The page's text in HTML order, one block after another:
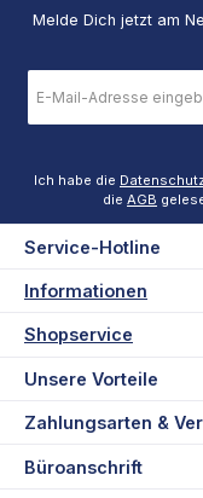
Melde Dich jetzt am
Mail-
Adresse
Ich habe die
die AGB
Service-Hotline
Informationen
Shopservice
Unsere Vorteile
Zahlungsarten &
Büroanschrift